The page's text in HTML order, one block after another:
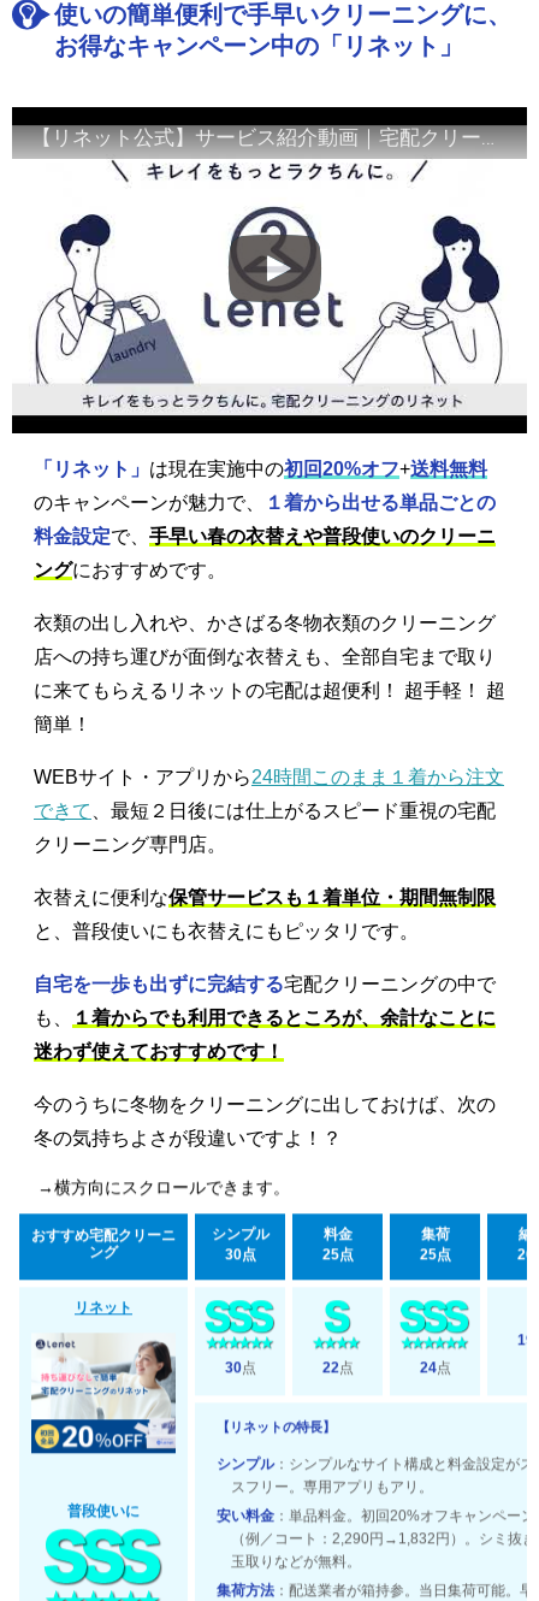
使いの簡単便利で手早いクリーニングに、
お得なキャンペーン中の「リネット」
【リネット公式】サービス紹介動画｜宅配クリーニング
「リネット」 は現在実施中の初回20%オフ+送料無料
のキャンペーンが魅力で、
１着から出せる単品ごとの
料金設定で、 手早い春の衣替えや普段使いのクリーニ
ングにおすすめです。
衣類の出し入れや、かさばる冬物衣類のクリーニング
店への持ち運びが面倒な衣替えも、全部自宅まで取り
に来てもらえるリネットの宅配は超便利！ 超手軽！ 超
簡単！
WEBサイト・アプリから24時間このまま１着から注文
できて
、最短２日後には仕上がるスピード重視の宅配
クリーニング専門店。
衣替えに便利な保管サービスも１着単位・期間無制限
と、普段使いにも衣替えにもピッタリです。
自宅を一歩も出ずに完結する宅配クリーニングの中で
も、
１着からでも利用できるところが、余計なことに
迷わず使えておすすめです！
今のうちに冬物をクリーニングに出しておけば、次の
冬の気持ちよさが段違いですよ！？
→横方向にスクロールできます。
おすすめ宅配クリーニ
ング
シンプル
30点
料金
25点
集荷
25点
納
20
リネット
普段使いに
30点 22点 24点
19
【リネットの特長】
シンプル：シンプルなサイト構成と料金設定がス
スフリー。専用アプリもアリ。
安い料金 ：単品料金。初回20%オフキャンペーン
（例／コート：2,290円→1,832円）。シミ抜
玉取りなどが無料。
集荷方法 ：配送業者が箱持参。当日集荷可能。早